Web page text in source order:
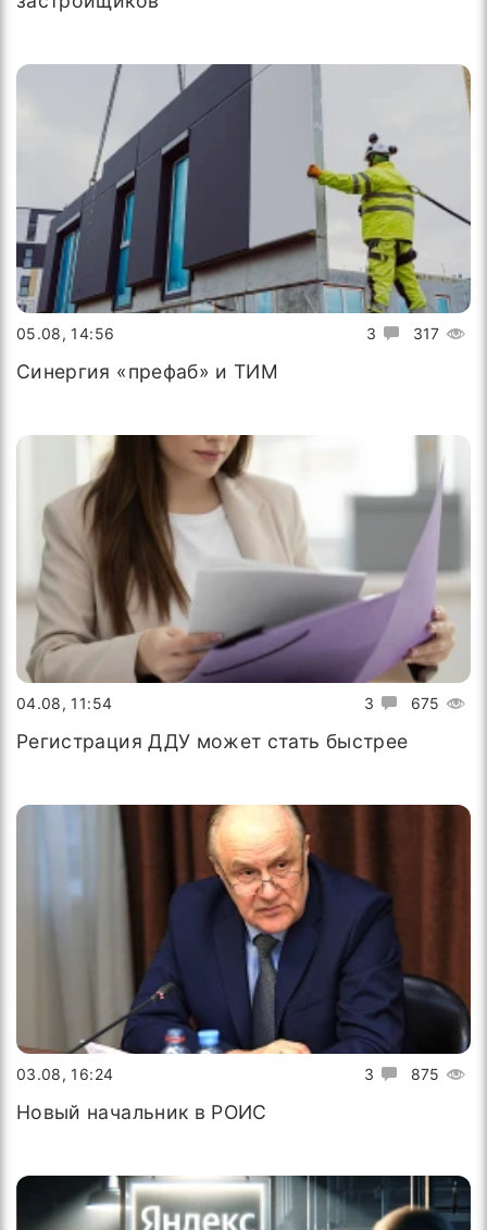
3 317
05.08, 14:56
Синергия «префаб» и ТИМ
3 675
04.08, 11:54
Регистрация ДДУ может стать быстрее
3 875
03.08, 16:24
Новый начальник в РОИС